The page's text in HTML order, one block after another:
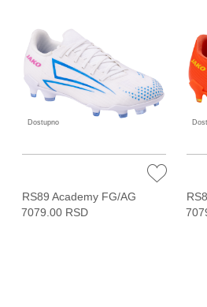
Dostupno
RS89 Academy FG/AG
7079.00 RSD